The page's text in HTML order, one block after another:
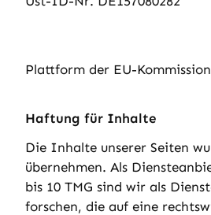
Plattform der EU-
Haftung für Inhalte
Die Inhalte unserer Seiten
übernehmen. Als
bis 10 TMG sind wir als
forschen, die auf eine